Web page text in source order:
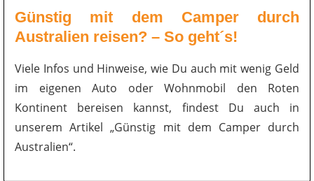
Günstig mit dem Camper durch
Australien reisen? – So geht´s!
Viele Infos und Hinweise, wie Du auch mit wenig Geld
im eigenen Auto oder Wohnmobil den Roten
Kontinent bereisen kannst, findest Du auch in
unserem Artikel „Günstig mit dem Camper durch
Australien“.